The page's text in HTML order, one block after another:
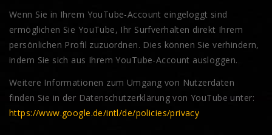
Wenn Sie in Ihrem YouTube-Account eingeloggt sind
ermöglichen Sie YouTube, Ihr Surfverhalten direkt Ihrem
persönlichen Profil zuzuordnen. Dies können Sie verhindern,
indem Sie sich aus Ihrem YouTube-Account ausloggen.
Weitere Informationen zum Umgang von Nutzerdaten
finden Sie in der Datenschutzerklärung von YouTube unter:
https://www.google.de/intl/de/policies/privacy